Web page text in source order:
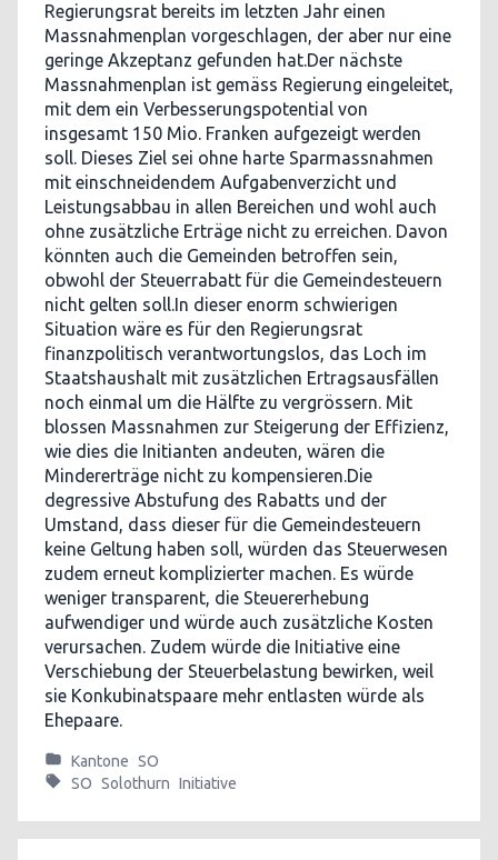
Regierungsrat bereits im letzten Jahr einen
Massnahmenplan vorgeschlagen, der aber nur eine
geringe Akzeptanz gefunden hat.Der nächste
Massnahmenplan ist gemäss Regierung eingeleitet,
mit dem ein Verbesserungspotential von
insgesamt 150 Mio. Franken aufgezeigt werden
soll. Dieses Ziel sei ohne harte Sparmassnahmen
mit einschneidendem Aufgabenverzicht und
Leistungsabbau in allen Bereichen und wohl auch
ohne zusätzliche Erträge nicht zu erreichen. Davon
könnten auch die Gemeinden betroffen sein,
obwohl der Steuerrabatt für die Gemeindesteuern
nicht gelten soll.In dieser enorm schwierigen
Situation wäre es für den Regierungsrat
finanzpolitisch verantwortungslos, das Loch im
Staatshaushalt mit zusätzlichen Ertragsausfällen
noch einmal um die Hälfte zu vergrössern. Mit
blossen Massnahmen zur Steigerung der Effizienz,
wie dies die Initianten andeuten, wären die
Mindererträge nicht zu kompensieren.Die
degressive Abstufung des Rabatts und der
Umstand, dass dieser für die Gemeindesteuern
keine Geltung haben soll, würden das Steuerwesen
zudem erneut komplizierter machen. Es würde
weniger transparent, die Steuererhebung
aufwendiger und würde auch zusätzliche Kosten
verursachen. Zudem würde die Initiative eine
Verschiebung der Steuerbelastung bewirken, weil
sie Konkubinatspaare mehr entlasten würde als
Ehepaare.
Kantone SO
SO Solothurn Initiative